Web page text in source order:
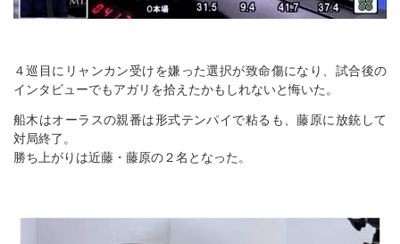
４巡目にリャンカン受けを嫌った選択が致命傷になり、試合後の
インタビューでもアガリを拾えたかもしれないと悔いた。
船木はオーラスの親番は形式テンパイで粘るも、藤原に放銃して
対局終了。
勝ち上がりは近藤・藤原の２名となった。